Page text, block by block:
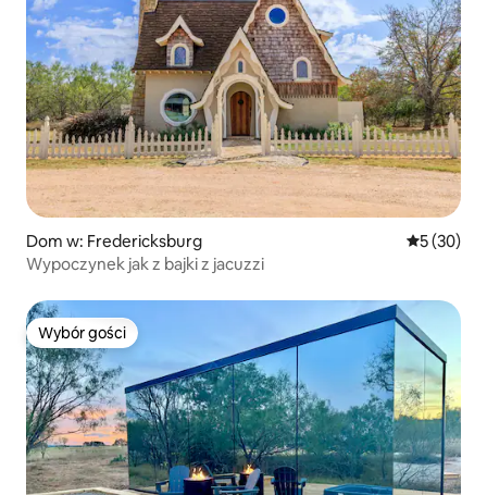
Dom w: Fredericksburg Średnia
5 (30)
Wypoczynek jak z bajki z jacuzzi
Wybór gości
Wybór gości